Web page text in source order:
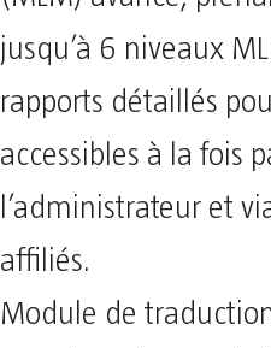
jusqu’à 6 niveaux
rapports détaillés
accessibles à la fois
l’administrateur et
affiliés.
Module de